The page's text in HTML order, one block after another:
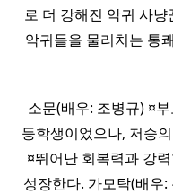
로 더 강해진 악귀 사냥
악귀들을 물리치는 통
소문(배우: 조병규) ¤
등학생이었으나, 저승
¤뛰어난 회복력과 강
성장한다. 가모탁(배우